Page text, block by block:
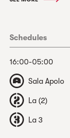
Schedules
16:00-05:00
Sala Apolo
La (2)
La 3